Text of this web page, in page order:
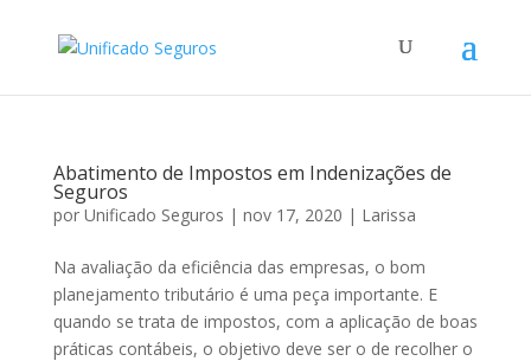
Abatimento de Impostos em Indenizações de
Seguros
por Unificado Seguros | nov 17, 2020 | Larissa
Na avaliação da eficiência das empresas, o bom
planejamento tributário é uma peça importante. E
quando se trata de impostos, com a aplicação de boas
práticas contábeis, o objetivo deve ser o de recolher o